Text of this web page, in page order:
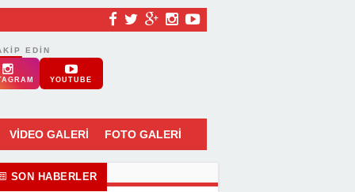
EDIN
YOUTUBE
VİDEO GALERİ FOTO GALERİ
SON HABERLER